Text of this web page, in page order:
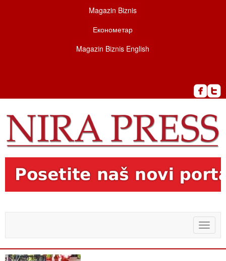
Magazin Biznis
Економетар
Magazin Biznis English
Toggle